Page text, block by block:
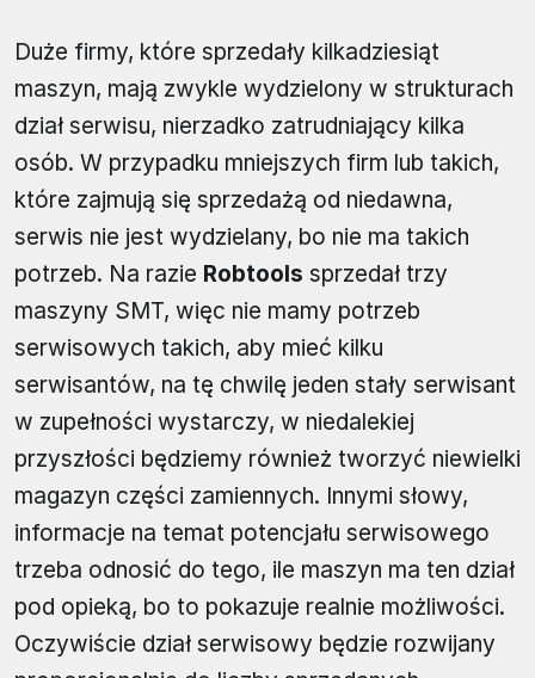
Duże firmy, które sprzedały kilkadziesiąt
maszyn, mają zwykle wydzielony w strukturach
dział serwisu, nierzadko zatrudniający kilka
osób. W przypadku mniejszych firm lub takich,
które zajmują się sprzedażą od niedawna,
serwis nie jest wydzielany, bo nie ma takich
potrzeb. Na razie Robtools sprzedał trzy
maszyny SMT, więc nie mamy potrzeb
serwisowych takich, aby mieć kilku
serwisantów, na tę chwilę jeden stały serwisant
w zupełności wystarczy, w niedalekiej
przyszłości będziemy również tworzyć niewielki
magazyn części zamiennych. Innymi słowy,
informacje na temat potencjału serwisowego
trzeba odnosić do tego, ile maszyn ma ten dział
pod opieką, bo to pokazuje realnie możliwości.
Oczywiście dział serwisowy będzie rozwijany